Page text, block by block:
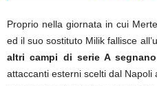
Proprio nella giornata in cui
ed il suo sostituto Milik fallisce
altri campi di serie A
attaccanti esterni scelti dal